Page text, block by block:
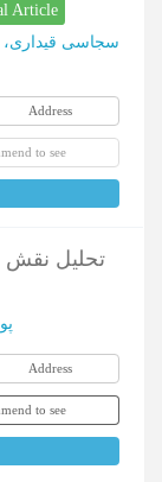
Article
سجاسی قیداری،
Address
to see
تحلیل نقش
Address
to see